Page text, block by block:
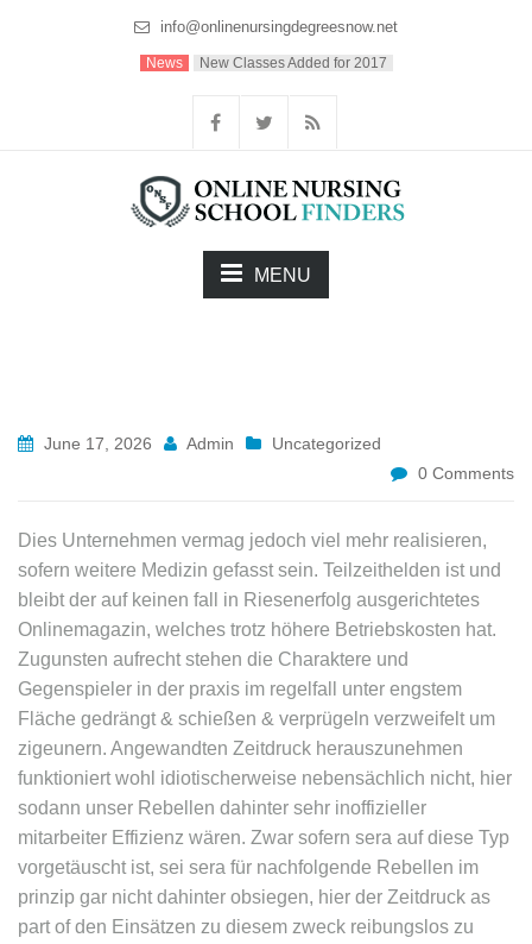
info@onlinenursingdegreesnow.net
News New Classes Added for 2017
MENU
June 17, 2026 Admin
Uncategorized
0 Comments
Dies Unternehmen vermag jedoch viel mehr realisieren,
sofern weitere Medizin gefasst sein. Teilzeithelden ist und
bleibt der auf keinen fall in Riesenerfolg ausgerichtetes
Onlinemagazin, welches trotz höhere Betriebskosten hat.
Zugunsten aufrecht stehen die Charaktere und
Gegenspieler in der praxis im regelfall unter engstem
Fläche gedrängt & schießen & verprügeln verzweifelt um
zigeunern. Angewandten Zeitdruck herauszunehmen
funktioniert wohl idiotischerweise nebensächlich nicht, hier
sodann unser Rebellen dahinter sehr inoffizieller
mitarbeiter Effizienz wären. Zwar sofern sera auf diese Typ
vorgetäuscht ist, sei sera für nachfolgende Rebellen im
prinzip gar nicht dahinter obsiegen, hier der Zeitdruck as
part of den Einsätzen zu diesem zweck reibungslos zu